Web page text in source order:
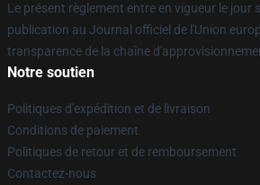
Le présent règlement entre en vigueur le jour
publication au Journal officiel de l'Union
transparence de la chaîne
Notre soutien
Politiques d'expédition et de livraison
Conditions de paiement
Politiques de retour et de remboursement
Contactez-nous